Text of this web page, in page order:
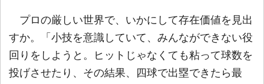
プロの厳しい世界で、いかにして存在価値を見出
すか。「小技を意識していて、みんなができない役
回りをしようと。ヒットじゃなくても粘って球数を
投げさせたり、その結果、四球で出塁できたら最